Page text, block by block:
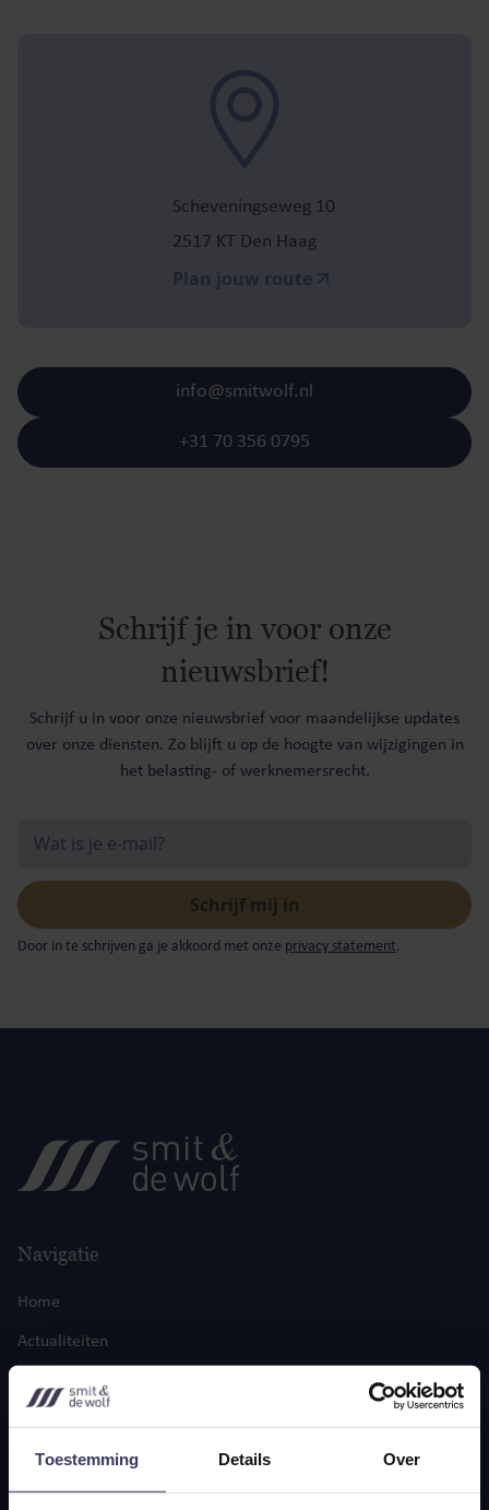
Toestemming Details Over
Scheveningseweg 10
2517 KT Den Haag
+31 70 356 0795
info@smitwolf.nl
Schrijf je in voor onze
nieuwsbrief!
Schrijf u in voor onze nieuwsbrief voor maandelijkse updates
over onze diensten. Zo blijft u op de hoogte van wijzigingen in
het belasting- of werknemersrecht.
Door in te schrijven ga je akkoord met onze privacy statement.
Navigatie
Home
Actualiteiten
Diensten